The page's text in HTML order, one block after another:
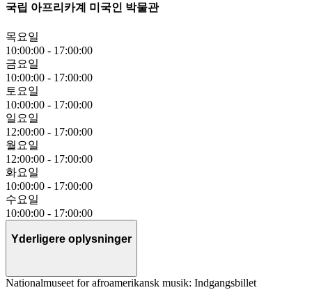
국립 아프리카계 미국인 박물관
목요일
10:00:00 - 17:00:00
금요일
10:00:00 - 17:00:00
토요일
10:00:00 - 17:00:00
일요일
12:00:00 - 17:00:00
월요일
12:00:00 - 17:00:00
화요일
10:00:00 - 17:00:00
수요일
10:00:00 - 17:00:00
Yderligere oplysninger
Nationalmuseet for afroamerikansk musik: Indgangsbillet